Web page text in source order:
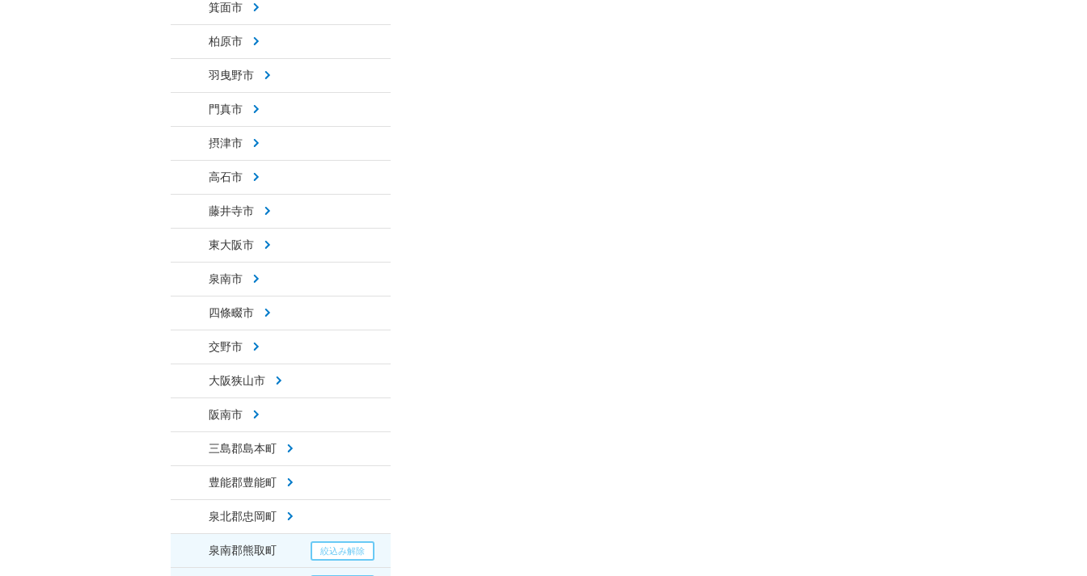
箕面市
柏原市
羽曳野市
門真市
摂津市
高石市
藤井寺市
東大阪市
泉南市
四條畷市
交野市
大阪狭山市
阪南市
三島郡島本町
豊能郡豊能町
泉北郡忠岡町
泉南郡熊取町